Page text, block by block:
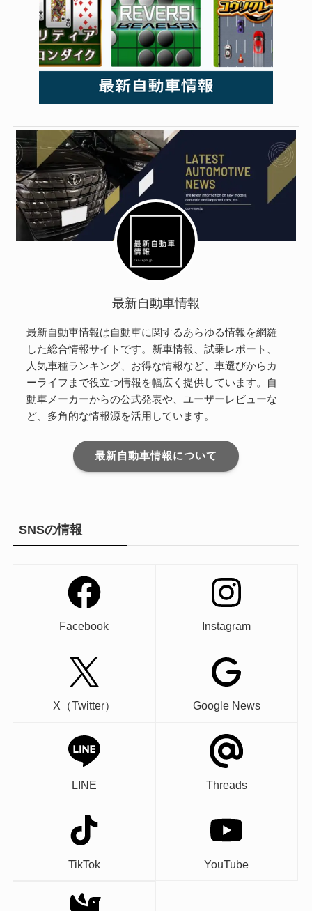
最新自動車情報
最新自動車情報は自動車に関するあらゆる情報を網羅
した総合情報サイトです。新車情報、試乗レポート、
人気車種ランキング、お得な情報など、車選びからカ
ーライフまで役立つ情報を幅広く提供しています。自
動車メーカーからの公式発表や、ユーザーレビューな
ど、多角的な情報源を活用しています。
最新自動車情報について
SNSの情報
Facebook Instagram
X（Twitter） Google News
LINE Threads
TikTok YouTube